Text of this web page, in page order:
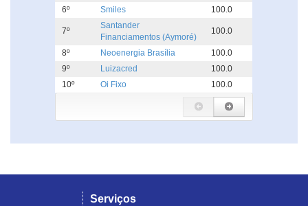
6º
Smiles 100.0
7º
Santander
Financiamentos (Aymoré)
100.0
8º Neoenergia Brasília
100.0
9º
Luizacred
100.0
10º
Oi Fixo 100.0
Serviços